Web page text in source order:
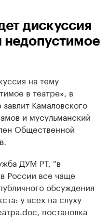
дискуссия
недопустимое
на тему
в театре», в
Камаловского
и мусульманский
Общественной
ДУМ РТ, "в
России все чаще
обсуждения
у всех на слуху
постановка